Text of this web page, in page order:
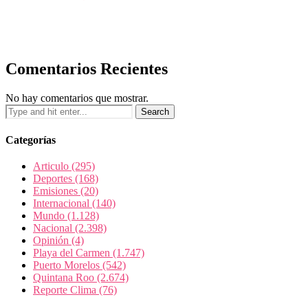
Comentarios Recientes
No hay comentarios que mostrar.
Categorías
Articulo (295)
Deportes (168)
Emisiones (20)
Internacional (140)
Mundo (1.128)
Nacional (2.398)
Opinión (4)
Playa del Carmen (1.747)
Puerto Morelos (542)
Quintana Roo (2.674)
Reporte Clima (76)